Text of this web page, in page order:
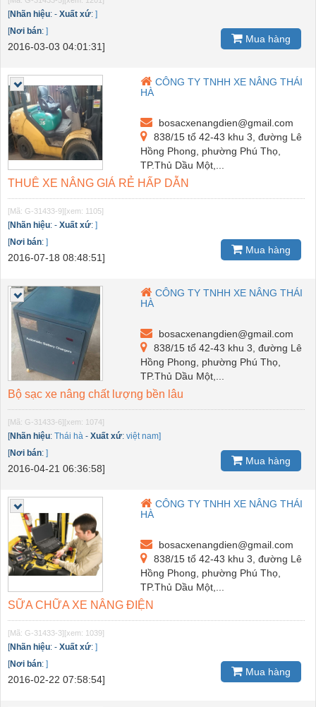
[Nhãn hiệu: - Xuất xứ: ]
[Nơi bán: ]
2016-03-03 04:01:31]
Mua hàng
CÔNG TY TNHH XE NÂNG THÁI
HÀ
bosacxenangdien@gmail.com
838/15 tổ 42-43 khu 3, đường Lê
Hồng Phong, phường Phú Thọ,
TP.Thủ Dầu Một,...
THUÊ XE NÂNG GIÁ RẺ HẤP DẪN
[Mã: G-31433-9] [xem: 1105]
[Nhãn hiệu: - Xuất xứ: ]
[Nơi bán: ]
2016-07-18 08:48:51]
Mua hàng
CÔNG TY TNHH XE NÂNG THÁI
HÀ
bosacxenangdien@gmail.com
838/15 tổ 42-43 khu 3, đường Lê
Hồng Phong, phường Phú Thọ,
TP.Thủ Dầu Một,...
Bộ sạc xe nâng chất lượng bền lâu
[Mã: G-31433-6] [xem: 1074]
[Nhãn hiệu: Thái hà - Xuất xứ: việt nam]
[Nơi bán: ]
2016-04-21 06:36:58]
Mua hàng
CÔNG TY TNHH XE NÂNG THÁI
HÀ
bosacxenangdien@gmail.com
838/15 tổ 42-43 khu 3, đường Lê
Hồng Phong, phường Phú Thọ,
TP.Thủ Dầu Một,...
SỮA CHỮA XE NÂNG ĐIỆN
[Mã: G-31433-3] [xem: 1039]
[Nhãn hiệu: - Xuất xứ: ]
[Nơi bán: ]
2016-02-22 07:58:54]
Mua hàng